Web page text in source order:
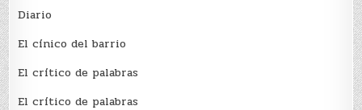
Diario
El cínico del barrio
El crí­tico de palabras
El crí­tico de palabras